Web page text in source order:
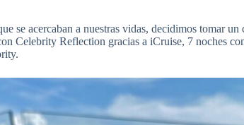
se acercaban a nuestras vidas, decidimos tomar un
Celebrity Reflection gracias a iCruise, 7 noches